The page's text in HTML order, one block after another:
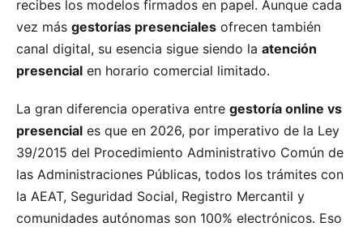
recibes los modelos firmados en papel. Aunque cada
vez más gestorías presenciales ofrecen también
canal digital, su esencia sigue siendo la atención
presencial en horario comercial limitado.
La gran diferencia operativa entre gestoría online vs
presencial es que en 2026, por imperativo de la Ley
39/2015 del Procedimiento Administrativo Común de
las Administraciones Públicas, todos los trámites con
la AEAT, Seguridad Social, Registro Mercantil y
comunidades autónomas son 100% electrónicos. Eso